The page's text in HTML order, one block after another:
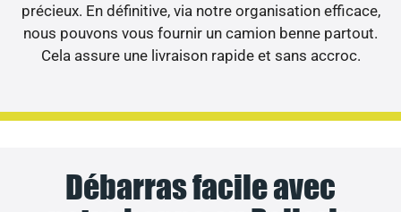
précieux. En définitive, via notre organisation efficace,
nous pouvons vous fournir un camion benne partout.
Cela assure une livraison rapide et sans accroc.
Débarras facile avec